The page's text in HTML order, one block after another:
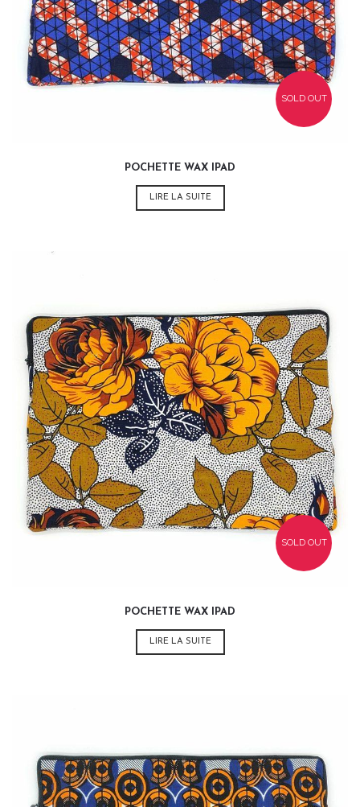
SOLD OUT
POCHETTE WAX IPAD
LIRE LA SUITE
35,00€
SOLD OUT
POCHETTE WAX IPAD
LIRE LA SUITE